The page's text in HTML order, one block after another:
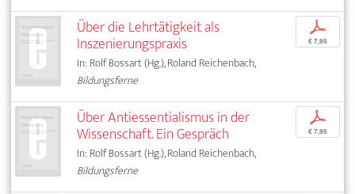
Über die Lehrtätigkeit als
Inszenierungspraxis
In: Rolf Bossart (Hg.), Roland Reichenbach,
Bildungsferne
p
€ 7,95
Über Antiessentialismus in der
Wissenschaft. Ein Gespräch
In: Rolf Bossart (Hg.), Roland Reichenbach,
Bildungsferne
p
€ 7,95